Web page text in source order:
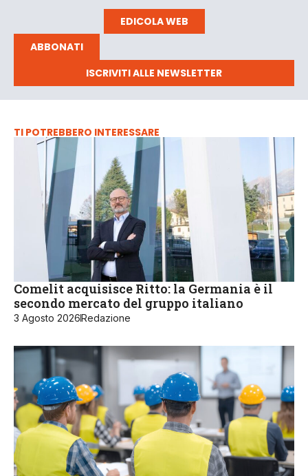
EDICOLA WEB
ABBONATI
ISCRIVITI ALLE NEWSLETTER
TI POTREBBERO INTERESSARE
Comelit acquisisce Ritto: la Germania è il
secondo mercato del gruppo italiano
3 Agosto 2026Redazione